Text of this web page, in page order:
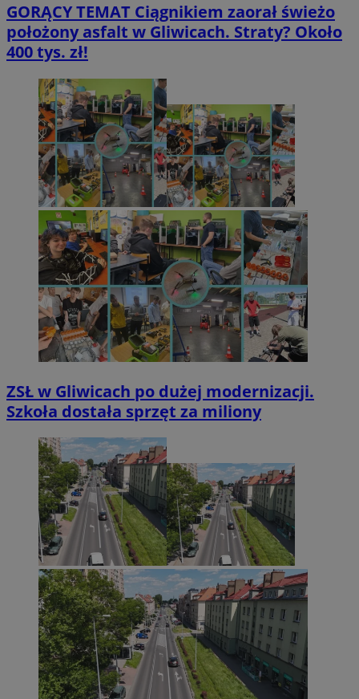
GORĄCY TEMAT Ciągnikiem zaorał świeżo
położony asfalt w Gliwicach. Straty? Około
400 tys. zł!
ZSŁ w Gliwicach po dużej modernizacji.
Szkoła dostała sprzęt za miliony